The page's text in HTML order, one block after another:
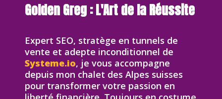
Golden Greg : L'Art de la Réussite
Expert SEO, stratège en tunnels de
vente et adepte inconditionnel de
Systeme.io, je vous accompagne
depuis mon chalet des Alpes suisses
pour transformer votre passion en